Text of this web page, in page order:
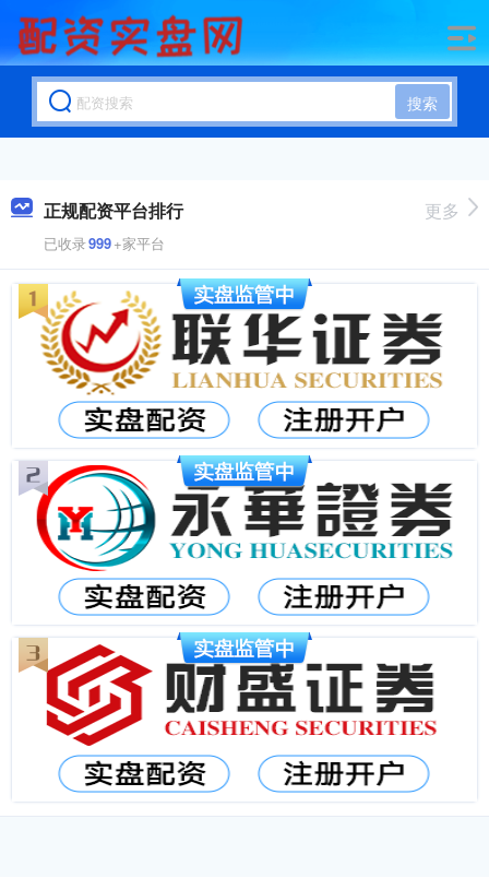
搜索
正规配资平台排行
已收录999+家平台
更多